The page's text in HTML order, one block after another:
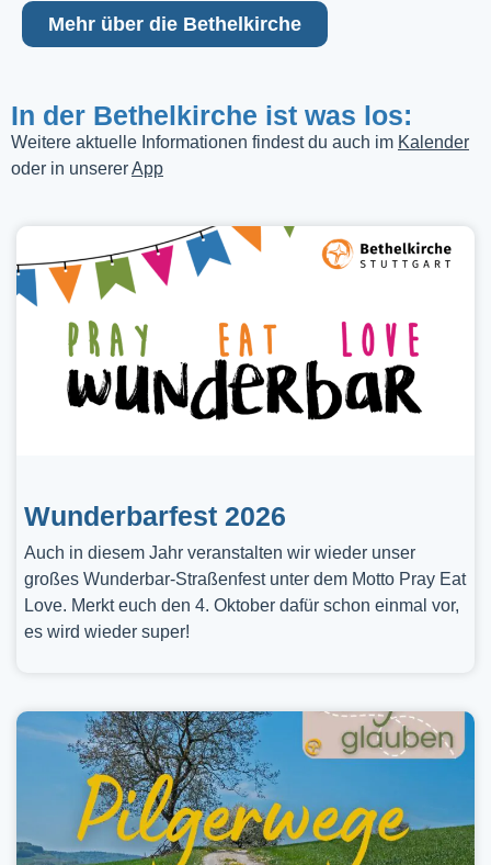
Mehr über die Bethelkirche
In der Bethelkirche ist was los:
Weitere aktuelle Informationen findest du auch im Kalender
oder in unsererApp
Wunderbarfest 2026
Auch in diesem Jahr veranstalten wir wieder unser
großes Wunderbar-Straßenfest unter dem Motto Pray Eat
Love. Merkt euch den 4. Oktober dafür schon einmal vor,
es wird wieder super!